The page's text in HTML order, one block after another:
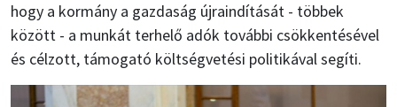
hogy a kormány a gazdaság újraindítását - többek
között - a munkát terhelő adók további csökkentésével
és célzott, támogató költségvetési politikával segíti.